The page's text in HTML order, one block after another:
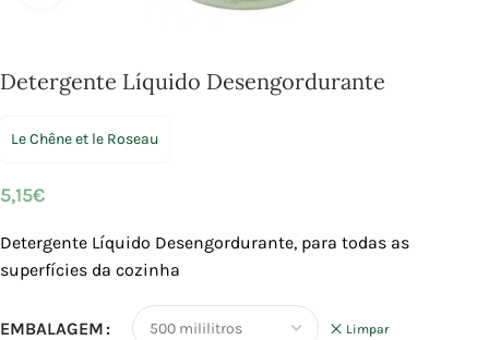
Detergente Líquido Desengordurante
Le Chêne et le Roseau
5,15€
Detergente Líquido Desengordurante, para todas as
superfícies da cozinha
EMBALAGEM Limpar